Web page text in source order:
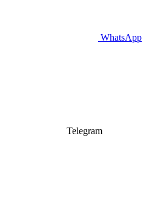
WhatsApp
Telegram